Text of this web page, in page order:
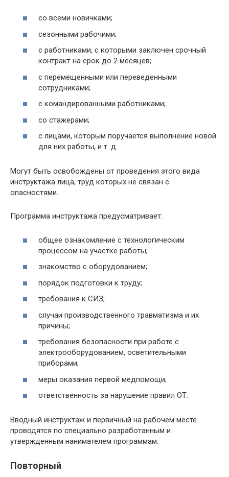
со всеми новичками;
сезонными рабочими;
с работниками, с которыми заключен срочный
контракт на срок до 2 месяцев;
с перемещенными или переведенными
сотрудниками;
с командированными работниками;
со стажерами;
с лицами, которым поручается выполнение новой
для них работы, и т. д.
Могут быть освобождены от проведения этого вида
инструктажа лица, труд которых не связан с
опасностями.
Программа инструктажа предусматривает:
общее ознакомление с технологическим
процессом на участке работы;
знакомство с оборудованием;
порядок подготовки к труду;
требования к СИЗ;
случаи производственного травматизма и их
причины;
требования безопасности при работе с
электрооборудованием, осветительными
приборами;
меры оказания первой медпомощи;
ответственность за нарушение правил ОТ.
Вводный инструктаж и первичный на рабочем месте
проводятся по специально разработанным и
утвержденным нанимателем программам.
Повторный